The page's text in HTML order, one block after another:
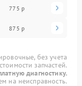
775 р
875 р
без учета
стоимости запчастей.
диагностику.
на неисправность.